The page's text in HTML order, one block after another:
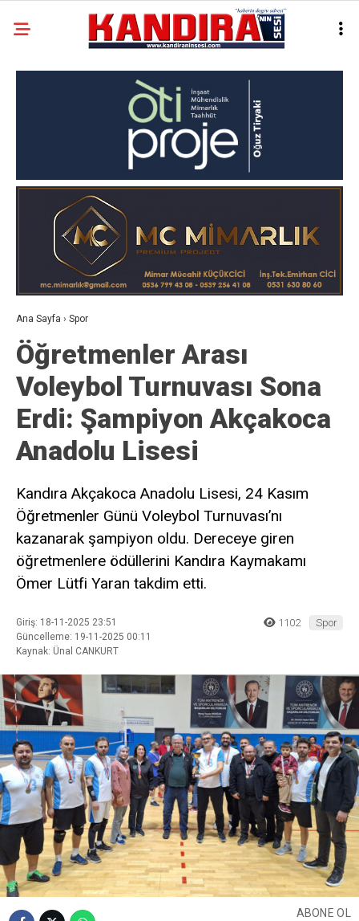
Ana Sayfa › Spor
Öğretmenler Arası
Voleybol Turnuvası Sona
Erdi: Şampiyon Akçakoca
Anadolu Lisesi
Kandıra Akçakoca Anadolu Lisesi, 24 Kasım
Öğretmenler Günü Voleybol Turnuvası’nı
kazanarak şampiyon oldu. Dereceye giren
öğretmenlere ödüllerini Kandıra Kaymakamı
Ömer Lütfi Yaran takdim etti.
Giriş: 18-11-2025 23:51
Güncelleme: 19-11-2025 00:11
Kaynak: Ünal CANKURT
1102 Spor
ABONE OL